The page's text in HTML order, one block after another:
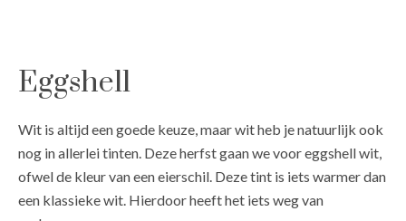
Eggshell
Wit is altijd een goede keuze, maar wit heb je natuurlijk ook
nog in allerlei tinten. Deze herfst gaan we voor eggshell wit,
ofwel de kleur van een eierschil. Deze tint is iets warmer dan
een klassieke wit. Hierdoor heeft het iets weg van